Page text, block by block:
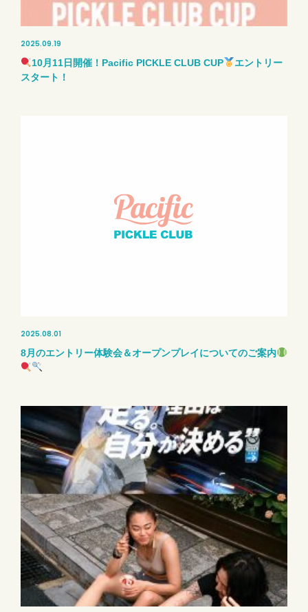
2025.09.19
10月11日開催！Pacific PICKLE CLUB CUP
エントリー
スタート！
2025.08.01
8月のエントリー体験会＆オープンプレイについてのご案内